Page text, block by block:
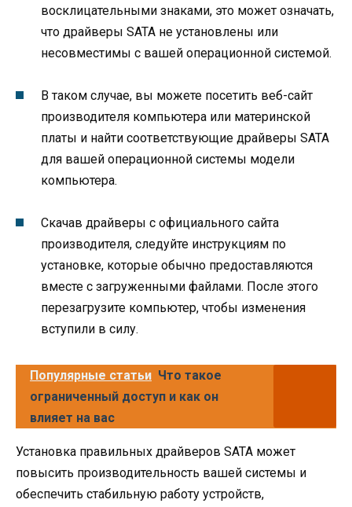
восклицательными знаками, это может означать,
что драйверы SATA не установлены или
несовместимы с вашей операционной системой.
В таком случае, вы можете посетить веб-сайт
производителя компьютера или материнской
платы и найти соответствующие драйверы SATA
для вашей операционной системы модели
компьютера.
Скачав драйверы с официального сайта
производителя, следуйте инструкциям по
установке, которые обычно предоставляются
вместе с загруженными файлами. После этого
перезагрузите компьютер, чтобы изменения
вступили в силу.
Популярные статьи Что такое
ограниченный доступ и как он
влияет на вас
Установка правильных драйверов SATA может
повысить производительность вашей системы и
обеспечить стабильную работу устройств,